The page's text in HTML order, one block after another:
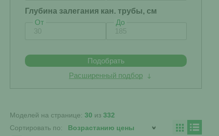
Глубина залегания кан. трубы, см
От
До
Подобрать
Расширенный подбор
Моделей на странице: 30 из 332
Сортировать по: